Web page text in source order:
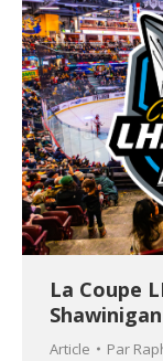
La Coupe
Shawinigan
Article Par